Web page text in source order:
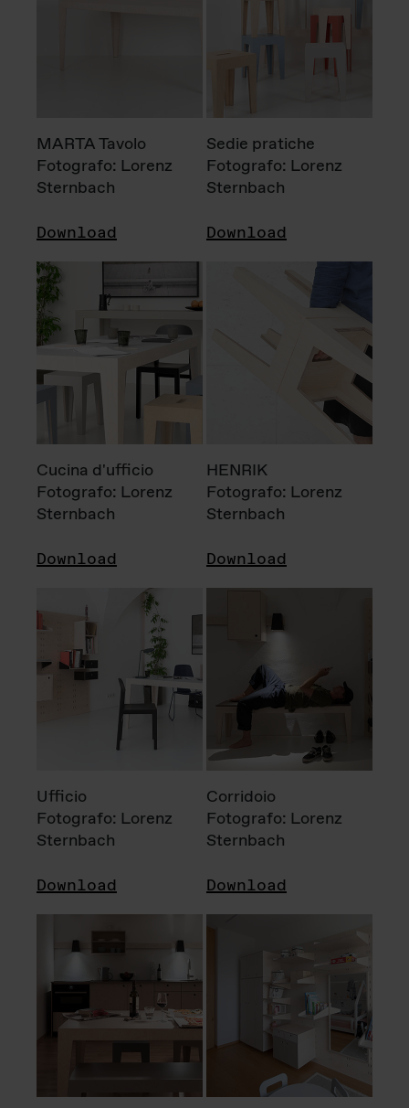
MARTA Tavolo
Fotografo: Lorenz
Sternbach
Download
Sedie pratiche
Fotografo: Lorenz
Sternbach
Download
Cucina d'ufficio
Fotografo: Lorenz
Sternbach
Download
HENRIK
Fotografo: Lorenz
Sternbach
Download
Ufficio
Fotografo: Lorenz
Sternbach
Download
Corridoio
Fotografo: Lorenz
Sternbach
Download